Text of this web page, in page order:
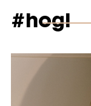
#hogl